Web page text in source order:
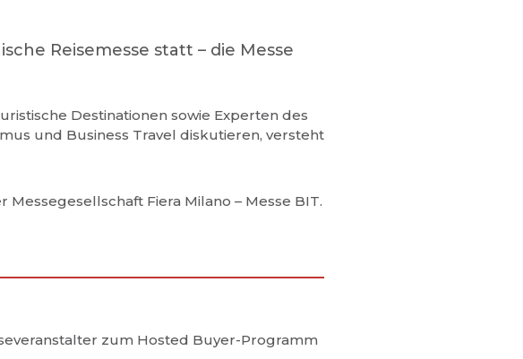
Reisemesse statt – die Messe
Destinationen sowie Experten des
und Business Travel diskutieren, versteht
Fiera Milano – Messe BIT.
zum Hosted Buyer-Programm